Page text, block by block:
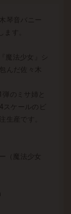
琴音バニー
す。
魔法少女』シ
んだ佐々木
のミサ姉と
ケールのビ
生産です。
（魔法少女